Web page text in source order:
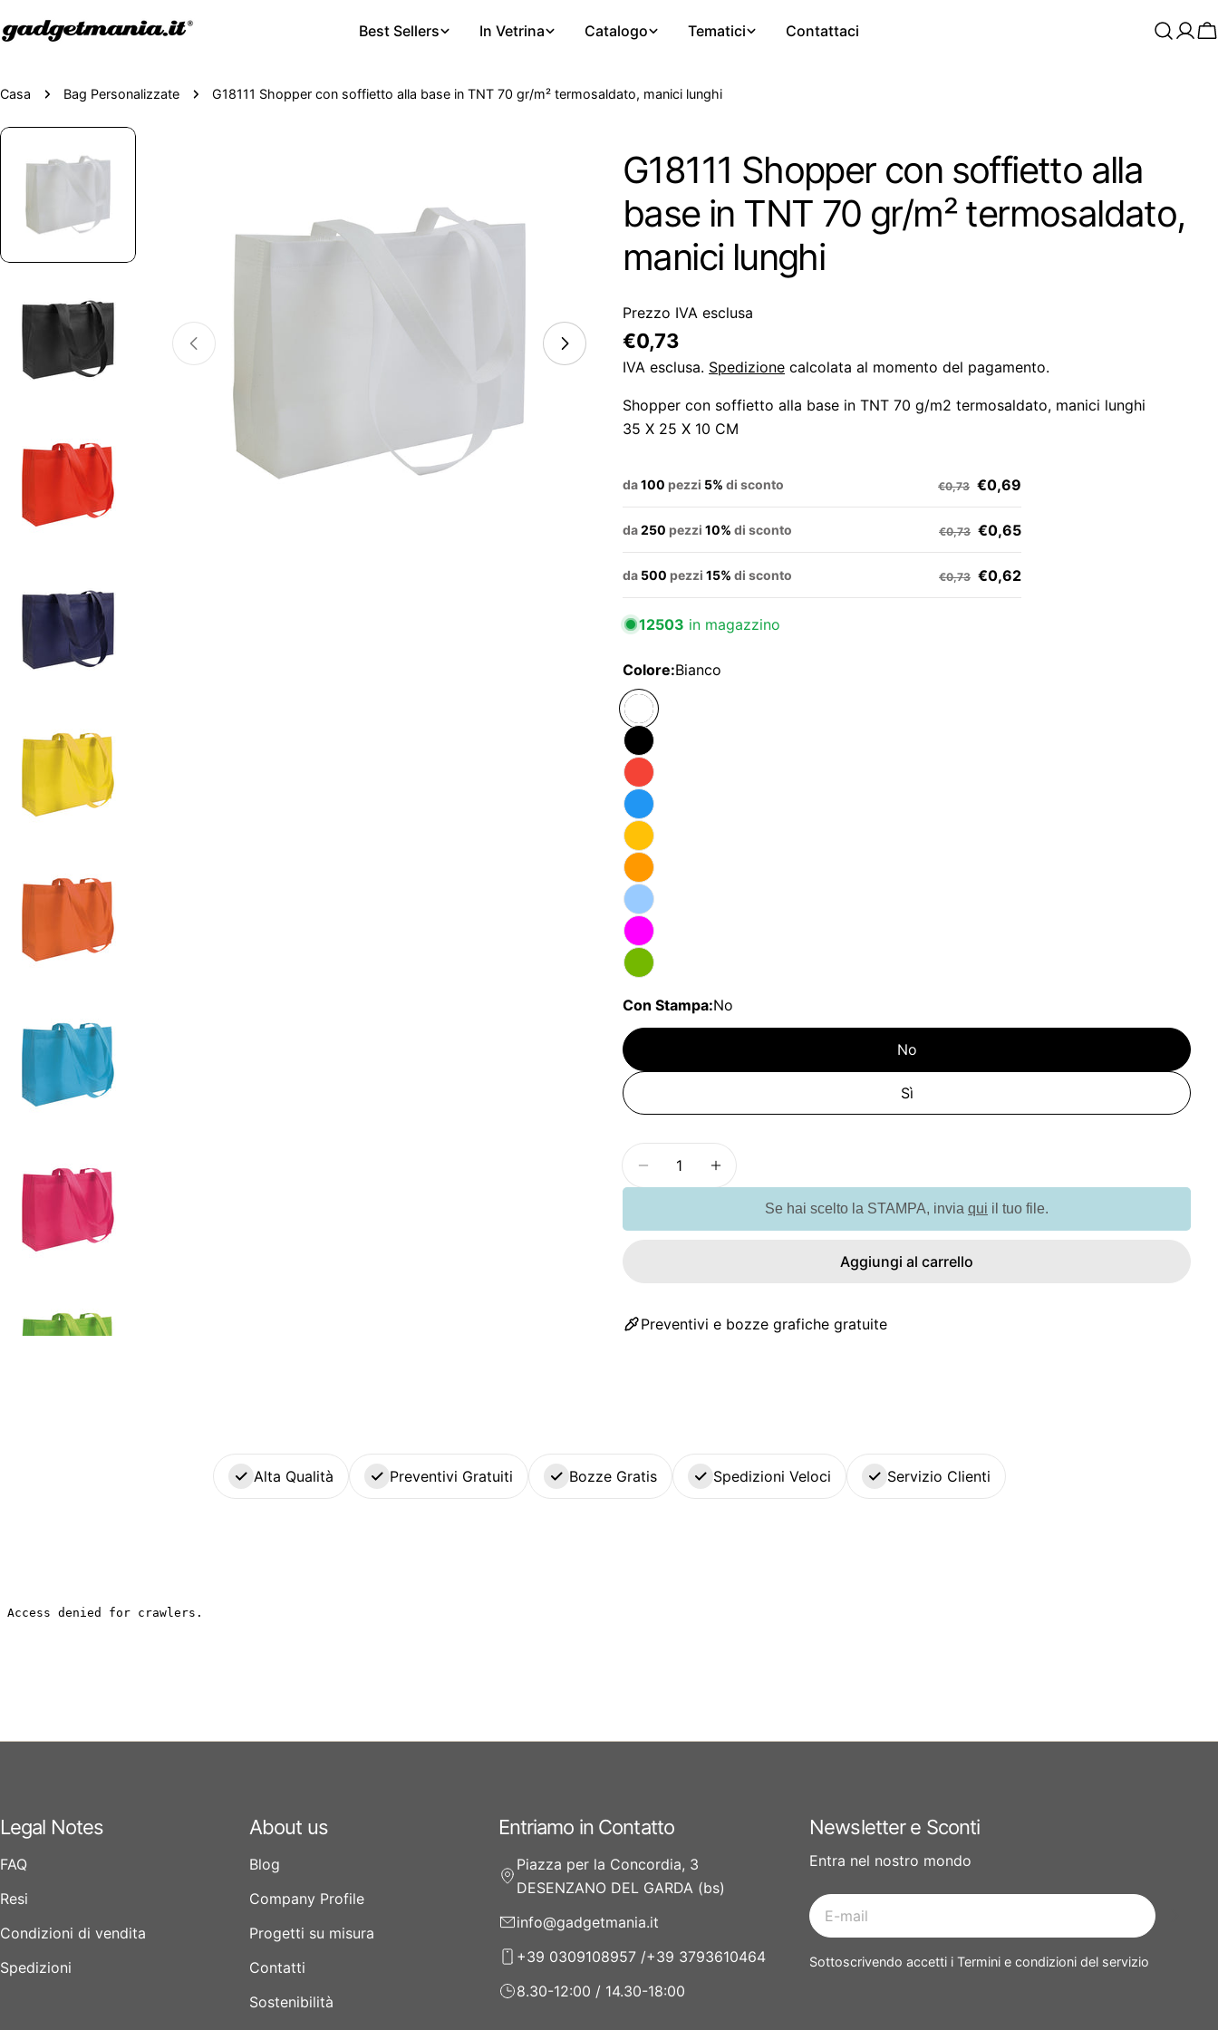
Best Sellers In Vetrina Catalogo Tematici Contattaci
Casa Bag Personalizzate G18111 Shopper con soffietto alla base in TNT 70 gr/m² termosaldato, manici lunghi
G18111 Shopper con soffietto alla
base in TNT 70 gr/m² termosaldato,
manici lunghi
Prezzo IVA esclusa
Prezzo
regolare
€0,73
IVA esclusa. Spedizione calcolata al momento del pagamento.
Shopper con soffietto alla base in TNT 70 g/m2 termosaldato, manici lunghi
35 X 25 X 10 CM
da100 pezzi 5% di sconto €0,73 €0,69
da250 pezzi 10% di sconto €0,73 €0,65
da 500 pezzi 15% di sconto €0,73 €0,62
12503 in magazzino
Colore:Bianco
Con Stampa:No
No
Sì
Diminuisci la quantità per G18111 Shopper con soffietto alla base in TNT
Aumenta la quantità per G18111 Shopper con soffietto alla
Se hai scelto la STAMPA, invia qui il tuo file.
Aggiungi al carrello
Preventivi e bozze grafiche gratuite
Alta Qualità Preventivi Gratuiti Bozze Gratis Spedizioni Veloci Servizio Clienti
Legal Notes
FAQ
Resi
Condizioni di vendita
Spedizioni
About us
Blog
Company Profile
Progetti su misura
Contatti
Sostenibilità
Entriamo in Contatto
Piazza per la Concordia, 3
DESENZANO DEL GARDA (bs)
info@gadgetmania.it
+39 0309108957 /+39 3793610464
8.30-12:00 / 14.30-18:00
Newsletter e Sconti
Entra nel nostro mondo
E-
mail
Sottoscrivendo accetti i Termini e condizioni del servizio